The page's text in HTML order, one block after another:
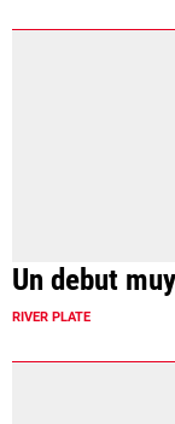
Un debut
RIVER PLATE